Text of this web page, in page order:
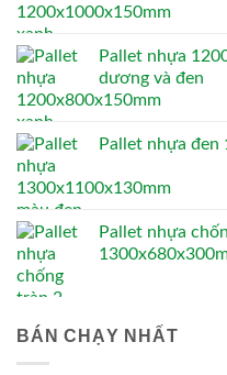
Pallet nhựa
dương và đen
Pallet nhựa
Pallet nhựa
BÁN CHẠY NHẤT